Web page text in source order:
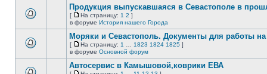
непрочитанных
сообщений.
непрочитанных
сообщений.
этой
непрочитанных
Продукция выпускавшаяся в Севастополе в
[
На
страницу
На страницу: 1 2 ]
в форуме История нашего Города
этой
Моряки и Севастополь. Документы для работы
[
На
страницу
На страницу: 1 1823 1824 1825 ]
в форуме Основной форум
Автосервис в Камышовой,коврики ЕВА